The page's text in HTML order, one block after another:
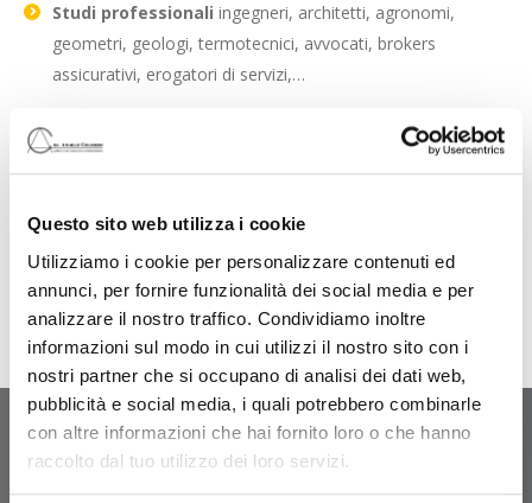
Questo sito web utilizza i cookie
Utilizziamo i cookie per personalizzare contenuti ed
annunci, per fornire funzionalità dei social media e per
analizzare il nostro traffico. Condividiamo inoltre
informazioni sul modo in cui utilizzi il nostro sito con i
nostri partner che si occupano di analisi dei dati web,
pubblicità e social media, i quali potrebbero combinarle
con altre informazioni che hai fornito loro o che hanno
raccolto dal tuo utilizzo dei loro servizi.
Studi professionali ingegneri, architetti, agronomi,
geometri, geologi, termotecnici, avvocati, brokers
assicurativi, erogatori di servizi,…
ai quali affidare gli interventi per la soluzione rapida, qualificata
e al giusto prezzo, delle esigenze del Condominio.
ove Già esistenti, alleditte di fiducia del Condominio
non interrompere rapporti positivi e non disperdere un
patrimonio di conoscenze.